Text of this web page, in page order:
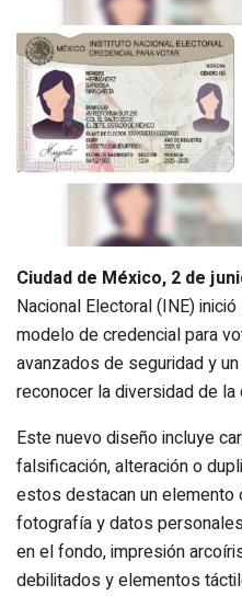
Ciudad de México, 2 de
Nacional Electoral (INE)
modelo de credencial para
avanzados de seguridad y
reconocer la diversidad de la
Este nuevo diseño incluye
falsificación, alteración o
estos destacan un
fotografía y datos
en el fondo, impresión
debilitados y elementos